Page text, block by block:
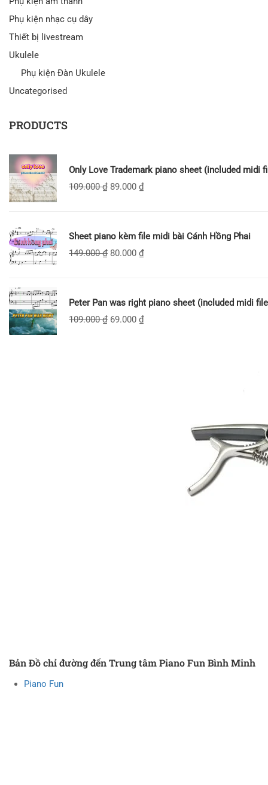
Phụ kiện nhạc cụ dây
Thiết bị livestream
Ukulele
Phụ kiện Đàn Ukulele
Uncategorised
PRODUCTS
Only Love Trademark piano sheet (included midi
109.000₫ 89.000 ₫
Sheet piano kèm file midi bài Cánh Hồng Phai
149.000₫ 80.000 ₫
Peter Pan was right piano sheet (included midi
109.000₫ 69.000 ₫
Bản Đồ chỉ đường đến Trung tâm Piano Fun Bình Minh
Piano Fun